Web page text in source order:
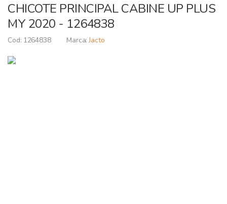
CHICOTE PRINCIPAL CABINE UP PLUS
MY 2020 - 1264838
1264838 Jacto